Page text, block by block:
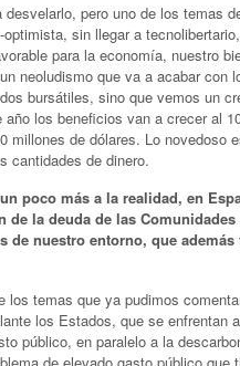
desvelarlo, pero uno de los temas
sin llegar a
para la economía, nuestro
neoludismo que va a acabar con
bursátiles, sino que vemos un
los beneficios van a crecer al
millones de dólares. Lo novedoso
cantidades de dinero.
poco más a la realidad, en
de la deuda de las
de nuestro entorno, que
los temas que ya pudimos
los Estados, que se enfrentan
público, en paralelo a la